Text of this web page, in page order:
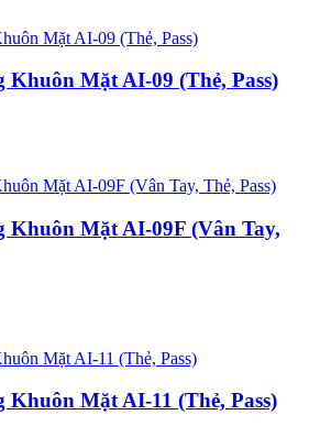
Khuôn Mặt AI-09 (Thẻ, Pass)
Khuôn Mặt AI-09F (Vân Tay,
Khuôn Mặt AI-11 (Thẻ, Pass)